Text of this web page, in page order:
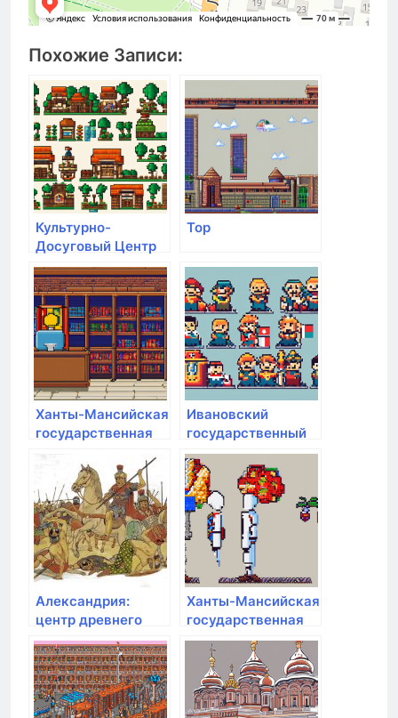
Похожие Записи:
Культурно-
Досуговый Центр
Top
Ханты-Мансийская
государственная
академия
Ивановский
государственный
медицинский
университет
Минздрава России
Александрия:
центр древнего
мирового знания
Ханты-Мансийская
государственная
медицинская
академия